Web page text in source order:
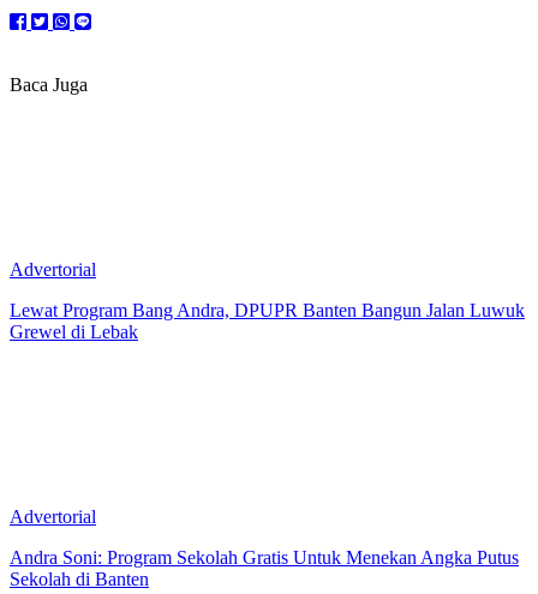
Baca Juga
Advertorial
Lewat Program Bang Andra, DPUPR Banten Bangun Jalan Luwuk
Grewel di Lebak
Advertorial
Andra Soni: Program Sekolah Gratis Untuk Menekan Angka Putus
Sekolah di Banten